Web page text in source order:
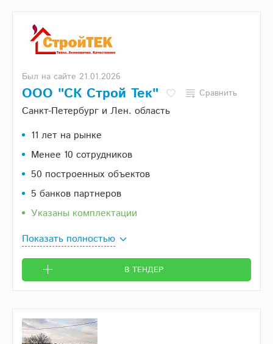
Был на сайте 21.01.2026
ООО "СК Строй Тек" Сравнить
Санкт-Петербург и Лен. область
11 лет на рынке
Менее 10 сотрудников
50 построенных объектов
5 банков партнеров
Указаны комплектации
Показать полностью
В ТЕНДЕР